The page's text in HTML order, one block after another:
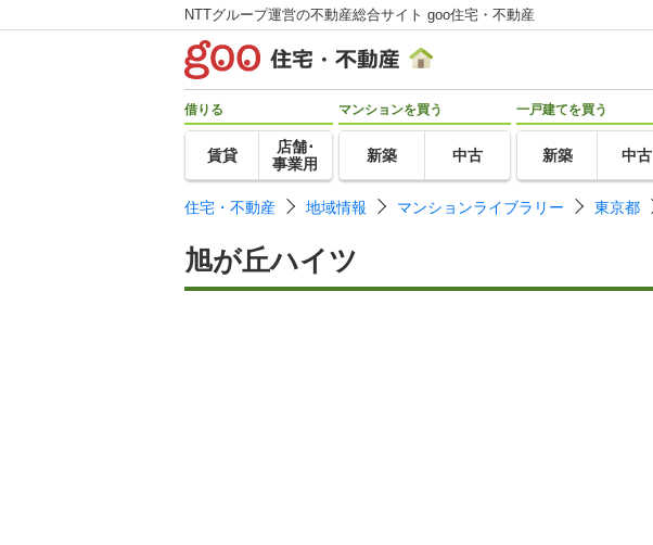
NTTグループ運営の不動産総合サイト goo住宅・不動産
借りる
賃貸
店舗･
事業用
マンションを買う
新築 中古
一戸建てを買う
新築 中古
住宅・不動産 地域情報 マンションライブラリー 東京都
旭が丘ハイツ